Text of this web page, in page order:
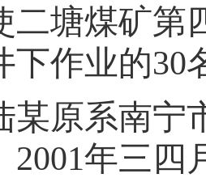
二塘煤矿第
下作业的30
某原系南宁
2001年三四